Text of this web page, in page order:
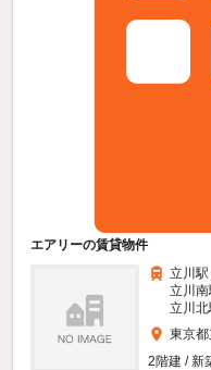
エアリーの賃貸物件
立川駅
立川
立川
東京都
2階建 / 新